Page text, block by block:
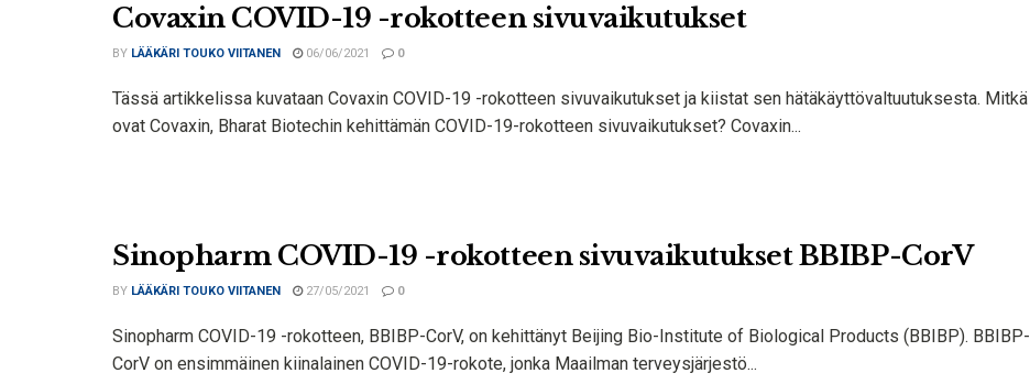
Covaxin COVID-19 -rokotteen sivuvaikutukset
BY LÄÄKÄRI TOUKO VIITANEN 06/06/2021 0
Tässä artikkelissa kuvataan Covaxin COVID-19 -rokotteen sivuvaikutukset ja kiistat sen hätäkäyttövaltuutuksesta. Mitkä
ovat Covaxin, Bharat Biotechin kehittämän COVID-19-rokotteen sivuvaikutukset? Covaxin...
Sinopharm COVID-19 -rokotteen sivuvaikutukset BBIBP-CorV
BY LÄÄKÄRI TOUKO VIITANEN 27/05/2021 0
Sinopharm COVID-19 -rokotteen, BBIBP-CorV, on kehittänyt Beijing Bio-Institute of Biological Products (BBIBP). BBIBP-
CorV on ensimmäinen kiinalainen COVID-19-rokote, jonka Maailman terveysjärjestö...